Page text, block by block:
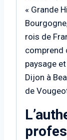
« Grande
rois de
comprend
paysage
Dijon à
de